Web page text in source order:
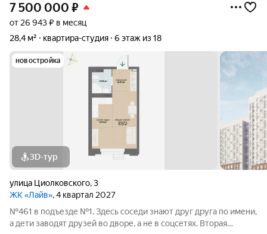
7 500 000 ₽
от 26 943 ₽ в месяц
28,4 м²
квартира-студия 6 этаж из 18
новостройка
3D-тур
улица Циолковского,3
ЖК «Лайв», 4 квартал 2027
№461 в подъезде №1. Здесь соседи знают друг друга по имени,
а дети заводят друзей во дворе, а не в соцсетях. Вторая